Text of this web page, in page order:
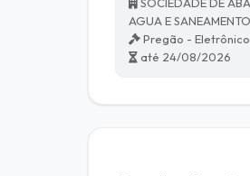
SOCIEDADE DE
AGUA E
Pregão - Eletrônico
até 24/08/2026